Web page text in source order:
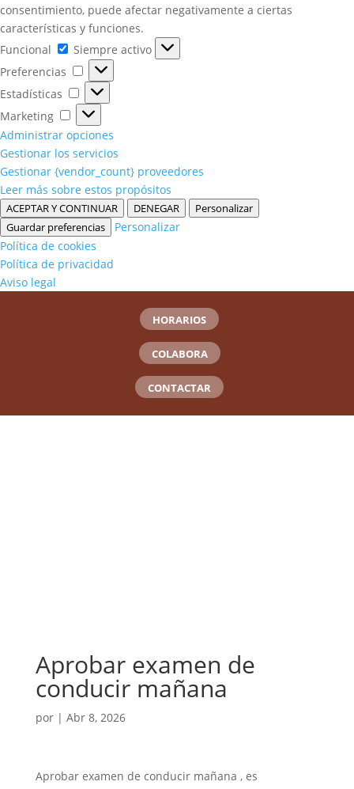
consentimiento, puede afectar negativamente a ciertas
características y funciones.
Funcional
Funcional
Siempre activo
Preferencias
Preferencias
Estadísticas
Estadísticas
Marketing
Marketing
Administrar opciones
Gestionar los servicios
Gestionar {vendor_count} proveedores
Leer más sobre estos propósitos
ACEPTAR Y CONTINUAR DENEGAR
Personalizar
Guardar preferencias
Personalizar
Política de cookies
Política de privacidad
Aviso legal
HORARIOS
COLABORA
CONTACTAR
Aprobar examen de
conducir mañana
por | Abr 8, 2026
Aprobar examen de conducir mañana , es